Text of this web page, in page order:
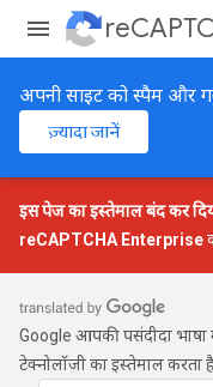
अपनी साइट को स्पैम और
ज़्यादा जानें
इस पेज का इस्तेमाल बंद कर
reCAPTCHA Enterprise
Google आपकी पसंदीदा
टेक्नोलॉजी का इस्तेमाल करता